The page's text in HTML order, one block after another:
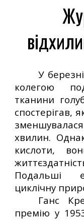
У
колегою
тканини
спостерігав,
хвилин.
кислоти,
Подальші
циклічну
Ганс
премію у